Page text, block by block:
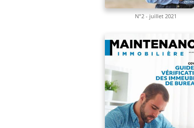
N°2 - juillet 2021